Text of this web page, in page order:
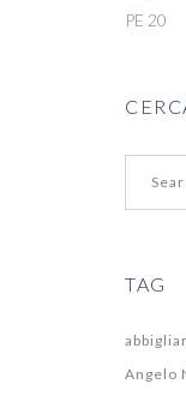
PE 20
TAG
Angelo